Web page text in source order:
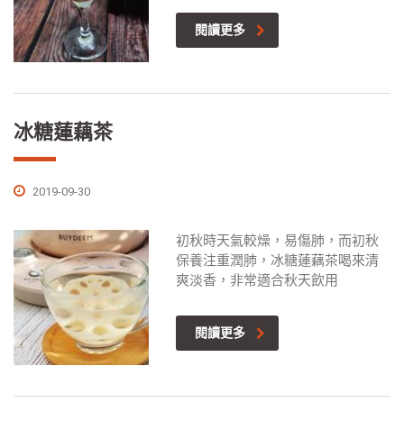
閱讀更多
冰糖蓮藕茶
2019-09-30
初秋時天氣較燥，易傷肺，而初秋
保養注重潤肺，冰糖蓮藕茶喝來清
爽淡香，非常適合秋天飲用
閱讀更多